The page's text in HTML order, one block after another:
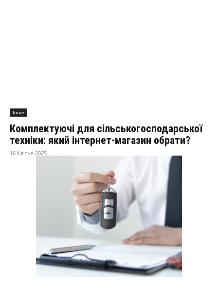
Інше
Комплектуючі для сільськогосподарської
техніки: який інтернет-магазин обрати?
16 Квітня 2025